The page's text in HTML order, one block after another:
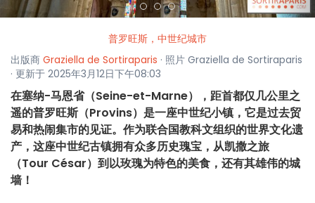
普罗旺斯，中世纪城市
出版商 Graziella de Sortiraparis · 照片 Graziella de Sortiraparis
· 更新于 2025年3月12日下午08:03
在塞纳-马恩省（Seine-et-Marne），距首都仅几公里之
遥的普罗旺斯（Provins）是一座中世纪小镇，它是过去贸
易和热闹集市的见证。作为联合国教科文组织的世界文化遗
产，这座中世纪古镇拥有众多历史瑰宝，从凯撒之旅
（Tour César）到以玫瑰为特色的美食，还有其雄伟的城
墙！